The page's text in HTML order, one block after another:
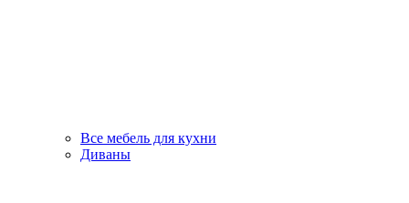
Все мебель для кухни
Диваны